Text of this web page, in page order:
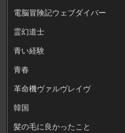
電脳冒険記ウェブダイバー
霊幻道士
青い経験
青春
革命機ヴァルヴレイヴ
韓国
髪の毛に良かったこと